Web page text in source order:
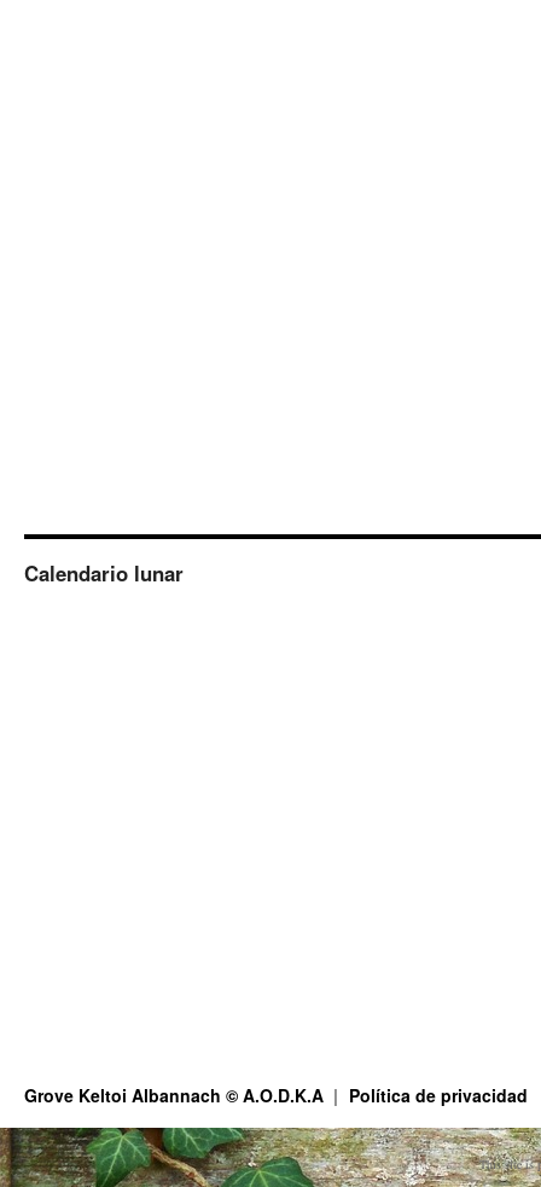
Calendario lunar
Grove Keltoi Albannach © A.O.D.K.A Política de privacidad
This site is